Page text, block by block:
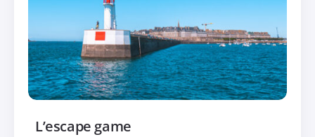
L’escape game